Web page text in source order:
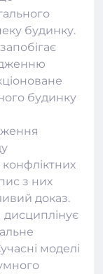
будинку.
будинку
з них
доказ.
моделі